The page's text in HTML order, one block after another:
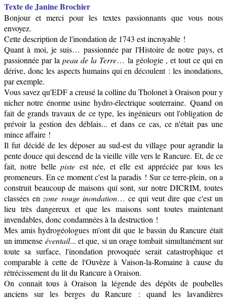
Texte de Janine Brochier
Bonjour et merci pour les textes passionnants que vous nous
envoyez.
Cette description de l'inondation de 1743 est incroyable !
Quant à moi, je suis… passionnée par l'Histoire de notre pays, et
passionnée par lapeau de la Terre… la géologie , et tout ce qui en
dérive, donc les aspects humains qui en découlent : les inondations,
par exemple.
Vous savez qu'EDF a creusé la colline du Tholonet à Oraison pour y
nicher notre énorme usine hydro-électrique souterraine. Quand on
fait de grands travaux de ce type, les ingénieurs ont l'obligation de
prévoir la gestion des déblais... et dans ce cas, ce n'était pas une
mince affaire !
Il fut décidé de les déposer au sud-est du village pour agrandir la
pente douce qui descend de la vieille ville vers le Rancure.Et, de ce
fait, notre bellepiste est née, et elle est appréciée par tous les
promeneurs. En ce moment c'est la paradis ! Sur ce terre-plein, on a
construit beaucoup de maisons qui sont, sur notre DICRIM, toutes
classées en zone rouge inondation… ce qui veut dire que c'est un
lieu très dangereux et que les maisons sont toutes maintenant
invendables, donc condamnées à la destruction !
Mes amis hydrogéologues m'ont dit que le bassin du Rancure était
un immense éventail... et que, si un orage tombait simultanément sur
toute sa surface, l'inondation provoquée serait catastrophique et
comparable à cette de l'Ouvèze à Vaison-la-Romaine à cause du
rétrécissement du lit du Rancure à Oraison.
On connait tous à Oraison la légende des dépôts de poubelles
anciens sur les berges du Rancure : quand les lavandières